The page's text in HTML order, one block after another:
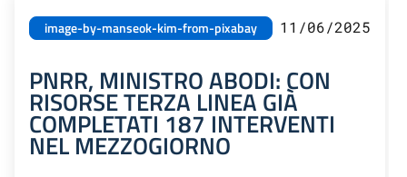
image-by-manseok-kim-from-pixabay 11/06/2025
PNRR, MINISTRO ABODI: CON
RISORSE TERZA LINEA GIÀ
COMPLETATI 187 INTERVENTI
NEL MEZZOGIORNO